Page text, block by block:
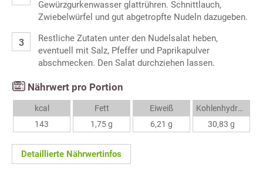
Gewürzgurkenwasser glattrühren. Schnittlauch,
Zwiebelwürfel und gut abgetropfte Nudeln dazugeben.
Restliche Zutaten unter den Nudelsalat heben,
eventuell mit Salz, Pfeffer und Paprikapulver
abschmecken. Den Salat durchziehen lassen.
Nährwert pro Portion
kcal
143
Fett
1,75 g
Eiweiß
6,21 g
Kohlenhydrate
30,83 g
Detaillierte Nährwertinfos